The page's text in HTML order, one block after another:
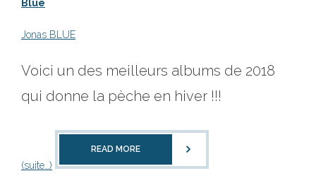
Blue
Jonas BLUE
Voici un des meilleurs albums de 2018
qui donne la pèche en hiver !!!
(suite…)
READ MORE